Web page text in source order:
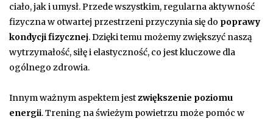
ciało, jak i umysł. Przede wszystkim, regularna aktywność
fizyczna w otwartej przestrzeni przyczynia się do poprawy
kondycji fizycznej. Dzięki temu możemy zwiększyć naszą
wytrzymałość, siłę i elastyczność, co jest kluczowe dla
ogólnego zdrowia.
Innym ważnym aspektem jestzwiększenie poziomu
energii. Trening na świeżym powietrzu może pomóc w